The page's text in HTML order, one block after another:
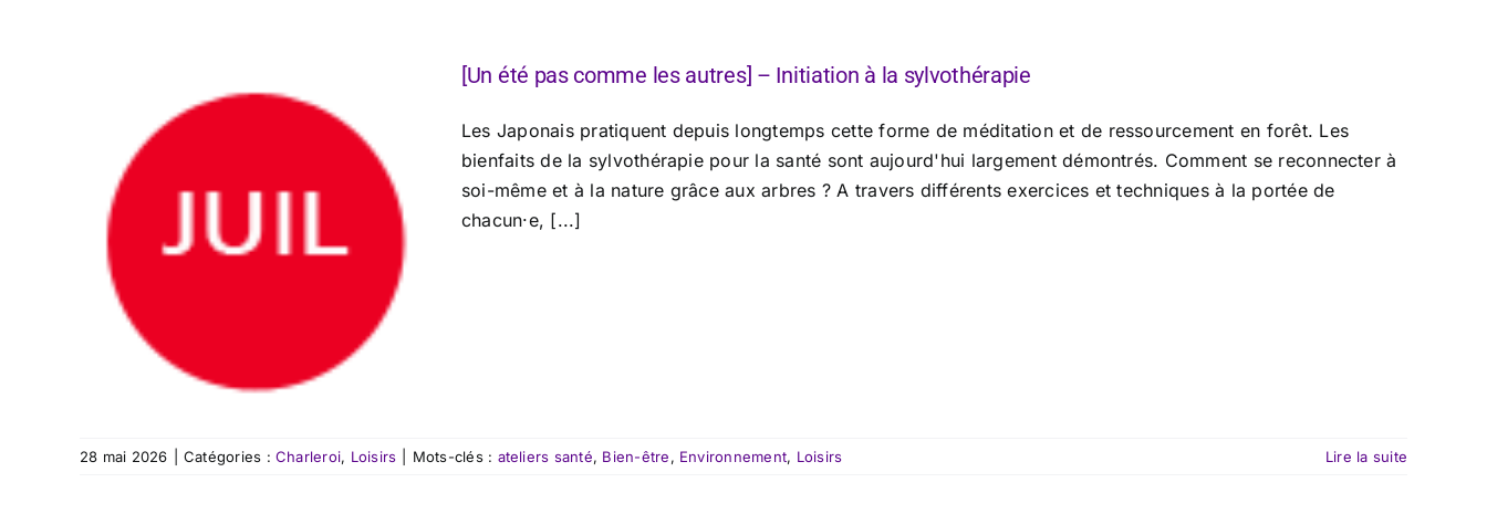
[Un été pas comme les autres] – Initiation à la sylvothérapie
Les Japonais pratiquent depuis longtemps cette forme de méditation et de ressourcement en forêt. Les
bienfaits de la sylvothérapie pour la santé sont aujourd'hui largement démontrés. Comment se reconnecter à
soi-même et à la nature grâce aux arbres ? A travers différents exercices et techniques à la portée de
chacun·e, [...]
28 mai 2026 Catégories :Charleroi, Loisirs Mots-clés : ateliers santé, Bien-être, Environnement, Loisirs Lire la suite